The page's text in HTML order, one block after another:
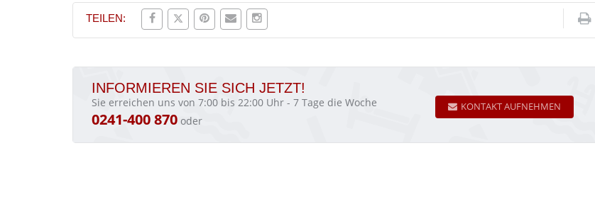
TEILEN:
INFORMIEREN SIE SICH JETZT!
Sie erreichen uns von 7:00 bis 22:00 Uhr - 7 Tage die Woche
0241-400 870 oder
KONTAKT AUFNEHMEN